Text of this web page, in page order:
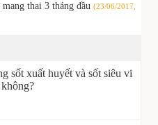
thai 3 tháng đầu (23/06/2017,
sốt xuất huyết và sốt siêu vi